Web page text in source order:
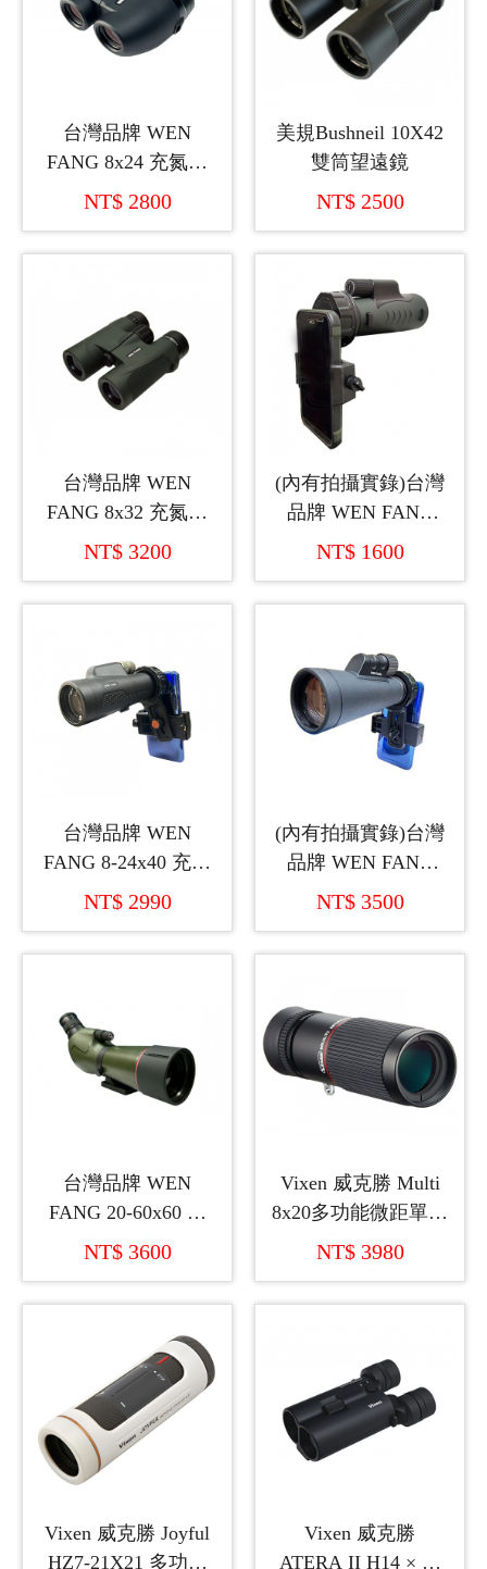
台灣品牌 WEN
FANG 8x24 充氮氣
雙筒望遠鏡
NT$ 2800
美規Bushneil 10X42
雙筒望遠鏡
NT$ 2500
台灣品牌 WEN
FANG 8x32 充氮氣
雙筒望遠鏡
NT$ 3200
(內有拍攝實錄)台灣
品牌 WEN FANG
10x42 充氮氣拍攝單
NT$ 1600
台灣品牌 WEN
FANG 8-24x40 充氮
氣變倍單筒望遠鏡
NT$ 2990
(內有拍攝實錄)台灣
品牌 WEN FANG
12x56 ED 充氮氣單
機座
NT$ 3500
台灣品牌 WEN
FANG 20-60x60 仰
角單筒望遠鏡
NT$ 3600
Vixen 威克勝 Multi
8x20多功能微距單筒
望遠鏡(日本製造)
NT$ 3980
Vixen 威克勝 Joyful
HZ7-21X21 多功能
Vixen 威克勝
ATERA II H14 × 42